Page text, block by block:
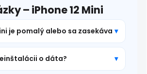
– iPhone 12 Mini
je pomalý alebo sa zasekáva
o dáta?